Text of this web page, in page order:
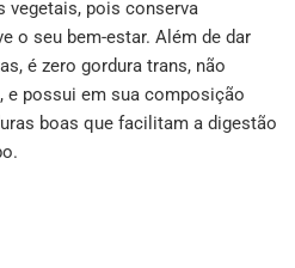
pois conserva
o seu bem-estar. Além de dar
é zero gordura trans, não
e possui em sua composição
boas que facilitam a digestão